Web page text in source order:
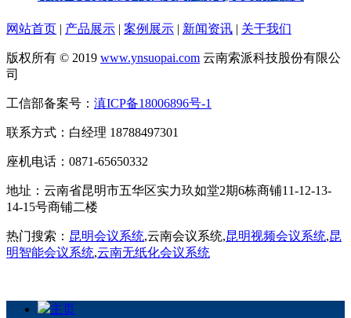
网站首页 | 产品展示 | 案例展示 | 新闻资讯 | 关于我们
版权所有 © 2019 www.ynsuopai.com 云南索派科技股份有限公
司
工信部备案号： 滇ICP备18006896号-1
联系方式：白经理 18788497301
座机电话：0871-65650332
地址：云南省昆明市五华区实力玖如堂2期6栋商铺11-12-13-
14-15号商铺二楼
热门搜索： 昆明会议系统,云南会议系统,昆明视频会议系统,昆
明智能会议系统,云南无纸化会议系统
主页